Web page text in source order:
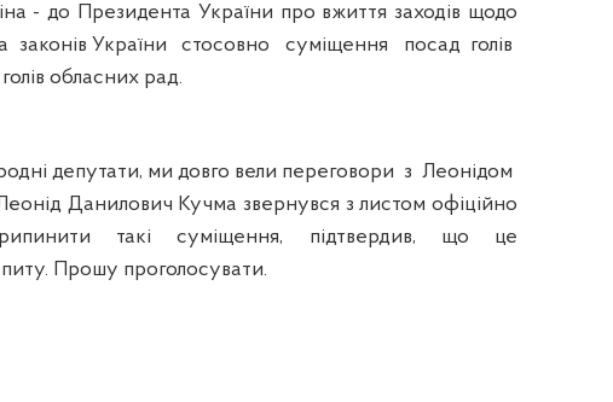
- до Президента України про вжиття заходів щодо
законів України стосовно суміщення посад голів
обласних рад.
депутати, ми довго вели переговори з Леонідом
Данилович Кучма звернувся з листом офіційно
такі суміщення, підтвердив, що це
Прошу проголосувати.